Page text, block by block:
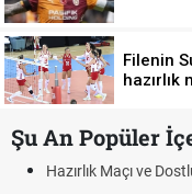
Filenin
hazırlık
Şu An Popüler
Maçlardan Farkları